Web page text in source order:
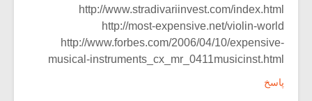
http://www.stradivariinvest.com/index.html
http://most-expensive.net/violin-world
http://www.forbes.com/2006/04/10/expensive-
musical-instruments_cx_mr_0411musicinst.html
پاسخ